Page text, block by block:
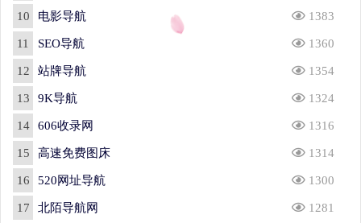
10 电影导航 1383
11 SEO导航 1360
12 站牌导航 1354
13 9K导航 1324
14 606收录网 1316
15 高速免费图床 1314
16 520网址导航 1300
17 北陌导航网 1281